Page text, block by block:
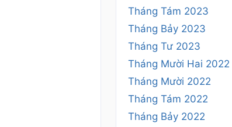
Tháng Tám 2023
Tháng Bảy 2023
Tháng Tư 2023
Tháng Mười Hai 2022
Tháng Mười 2022
Tháng Tám 2022
Tháng Bảy 2022